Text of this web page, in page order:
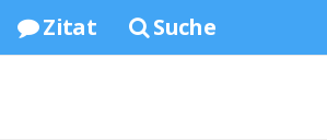
Zitat Suche